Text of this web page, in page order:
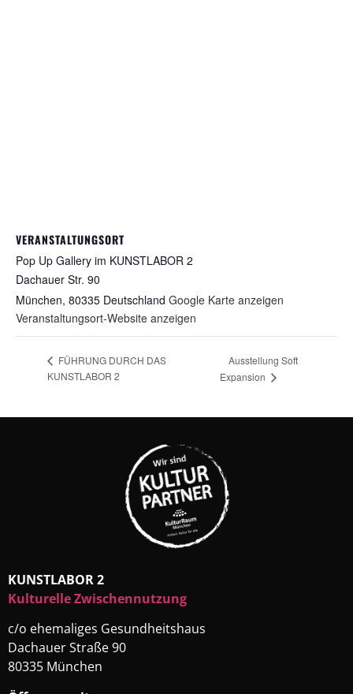
VERANSTALTUNGSORT
Pop Up Gallery im KUNSTLABOR 2
Dachauer Str. 90
München, 80335 Deutschland Google Karte anzeigen
Veranstaltungsort-Website anzeigen
FÜHRUNG DURCH DAS
KUNSTLABOR 2
Ausstellung Soft
Expansion
KUNSTLABOR 2
Kulturelle Zwischennutzung
c/o ehemaliges Gesundheitshaus
Dachauer Straße 90
80335 München